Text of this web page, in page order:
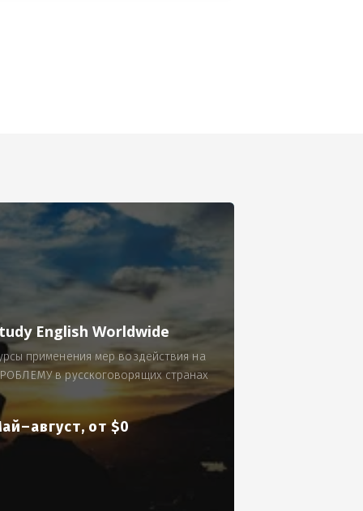
300 рублей за 9 часов в смену.